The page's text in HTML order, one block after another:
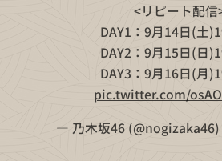
<リピート配信
DAY1：9月14日(⼟
DAY2：9月15日(日
DAY3：9月16日(月
pic.twitter.com/
— 乃木坂46 (@nogizaka46)